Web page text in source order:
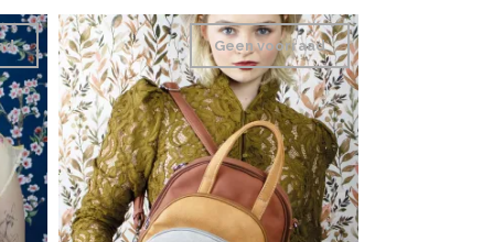
Geen voorraad